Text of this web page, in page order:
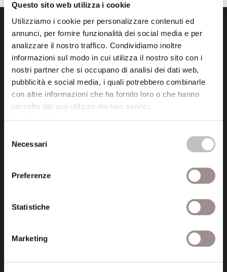
Questo sito web utilizza i cookie
Utilizziamo i cookie per personalizzare contenuti ed
annunci, per fornire funzionalità dei social media e per
analizzare il nostro traffico. Condividiamo inoltre
informazioni sul modo in cui utilizza il nostro sito con i
nostri partner che si occupano di analisi dei dati web,
pubblicità e social media, i quali potrebbero combinarle
con altre informazioni che ha fornito loro o che hanno
raccolto dal suo utilizzo dei loro servizi.
delNecessari
Preferenze
Statistiche
Marketing
Fondazione Collegio San Carlo
Via San Carlo 5
41121 Modena (MO)
fondazionecollegiosancarlo@legalmail.it